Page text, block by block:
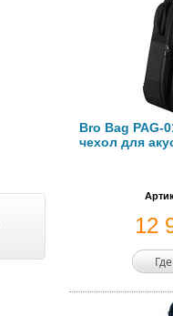
Bro Bag PAG-
чехол для
12